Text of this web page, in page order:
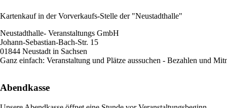
Kartenkauf in der Vorverkaufs-Stelle der "Neustadthalle"
Neustadthalle- Veranstaltungs GmbH
Johann-Sebastian-Bach-Str. 15
01844 Neustadt in Sachsen
Ganz einfach: Veranstaltung und Plätze aussuchen - Bezahlen und
Abendkasse